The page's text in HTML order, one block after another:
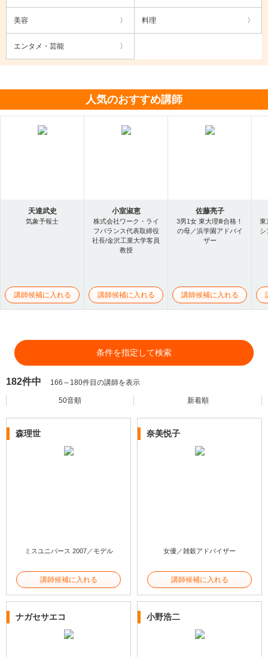
美容 料理
エンタメ・芸能
人気のおすすめ講師
天達武史
気象予報士
講師候補に入れる
小室淑恵
株式会社ワーク・ライ
フバランス代表取締役
社長/金沢工業大学客員
教授
講師候補に入れる
佐藤亮子
3男1女 東大理Ⅲ合格！
の母／浜学園アドバイ
ザー
講師候補に入れる
東
シ
条件を指定して検索
182件中 166～180件目の講師を表示
50音順 新着順
森理世
ミスユニバース 2007／モデル
講師候補に入れる
奈美悦子
女優／雑穀アドバイザー
講師候補に入れる
ナガセサエコ 小野浩二